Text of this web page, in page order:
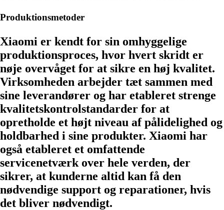
Produktionsmetoder
Xiaomi er kendt for sin omhyggelige
produktionsproces, hvor hvert skridt er
nøje overvåget for at sikre en høj kvalitet.
Virksomheden arbejder tæt sammen med
sine leverandører og har etableret strenge
kvalitetskontrolstandarder for at
opretholde et højt niveau af pålidelighed og
holdbarhed i sine produkter. Xiaomi har
også etableret et omfattende
servicenetværk over hele verden, der
sikrer, at kunderne altid kan få den
nødvendige support og reparationer, hvis
det bliver nødvendigt.